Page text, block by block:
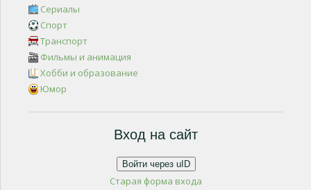
Сериалы
Спорт
Транспорт
Фильмы и анимация
Хобби и образование
Юмор
Вход на сайт
Войти через uID
Старая форма входа